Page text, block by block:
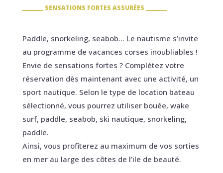
SENSATIONS FORTES ASSURÉES
Paddle, snorkeling, seabob… Le nautisme s’invite
au programme de vacances corses inoubliables !
Envie de sensations fortes ? Complétez votre
réservation dès maintenant avec une activité, un
sport nautique. Selon le type de location bateau
sélectionné, vous pourrez utiliser bouée, wake
surf, paddle, seabob, ski nautique, snorkeling,
paddle.
Ainsi, vous profiterez au maximum de vos sorties
en mer au large des côtes de l’ile de beauté.